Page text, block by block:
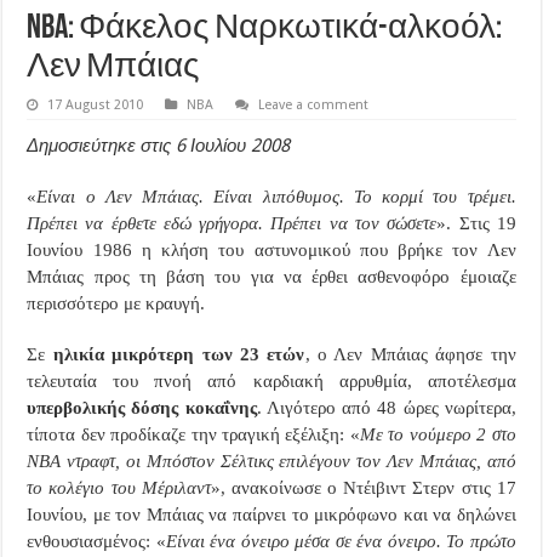
NBA: Φάκελος Ναρκωτικά-αλκοόλ:
Λεν Μπάιας
17 August 2010 NBA Leave a comment
Δημοσιεύτηκε στις 6 Ιουλίου 2008
«Είναι ο Λεν Μπάιας. Είναι λιπόθυμος. Το κορμί του τρέμει.
Πρέπει να έρθετε εδώ γρήγορα. Πρέπει να τον σώσετε». Στις 19
Ιουνίου 1986 η κλήση του αστυνομικού που βρήκε τον Λεν
Μπάιας προς τη βάση του για να έρθει ασθενοφόρο έμοιαζε
περισσότερο με κραυγή.
Σε ηλικία μικρότερη των 23 ετών, ο Λεν Μπάιας άφησε την
τελευταία του πνοή από καρδιακή αρρυθμία, αποτέλεσμα
υπερβολικής δόσης κοκαΐνης. Λιγότερο από 48 ώρες νωρίτερα,
τίποτα δεν προδίκαζε την τραγική εξέλιξη: «Με το νούμερο 2 στο
NBA ντραφτ, οι Μπόστον Σέλτικς επιλέγουν τον Λεν Μπάιας, από
το κολέγιο του Μέριλαντ», ανακοίνωσε ο Ντέιβιντ Στερν στις 17
Ιουνίου, με τον Μπάιας να παίρνει το μικρόφωνο και να δηλώνει
ενθουσιασμένος: «Είναι ένα όνειρο μέσα σε ένα όνειρο. Το πρώτο